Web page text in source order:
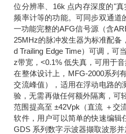
位分辨率、16k 点内存深度的"
频率计等的功能。可同步双通道
一功能完整的AFG信号源（含
25MHz的脉冲发生器为标准配备
d Trailing Edge Time）可调，可
z带宽，<0.1% 低失真，可用于音
在整体设计上，MFG-2000系列
交流峰值），适用在浮动电路的
验，无需再做任何额外隔离，可
范围提高至 ±42Vpk（直流 ＋交
软件，用户可以简单的快速编辑
GDS 系列数字示波器撷取波形